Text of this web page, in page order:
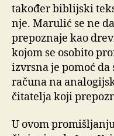
također biblijski
nje. Marulić se ne
prepoznaje kao
kojom se osobito
izvrsna je pomoć
računa na
čitatelja koji
U ovom